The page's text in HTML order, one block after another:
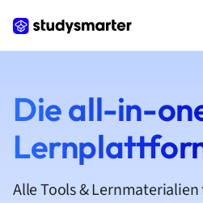
Die all-in-
Alle Tools &